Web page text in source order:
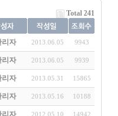
Total 241
리자 2013.06.05 9943
리자 2013.06.05 9939
리자 2013.05.31 15865
리자 2013.05.16 10188
2012.05.10 14942